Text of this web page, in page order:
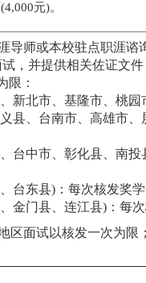
元)。
导师或本校驻点职涯谘
，并提供相关佐证文
限：
新北市、基隆市、桃
县、台南市、高雄市
台中市、彰化县、南
台东县)：每次核发奖学
金门县、连江县)：每次
区面试以核发一次为